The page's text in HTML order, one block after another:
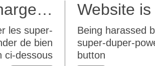
les super-
de bien
ci-dessous
Website
Being harassed
super-duper-
button